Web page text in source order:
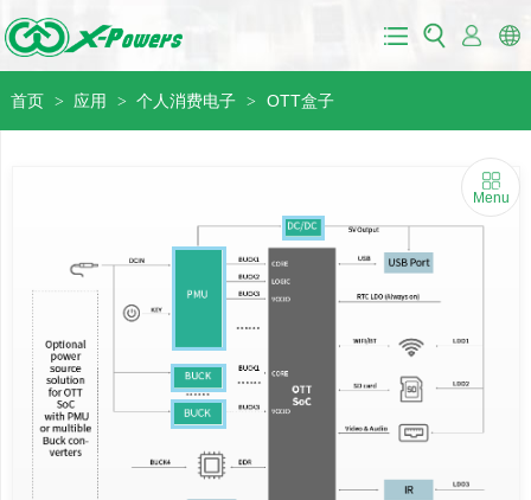
首页 > 应用 > 个人消费电子 > OTT盒子
Menu